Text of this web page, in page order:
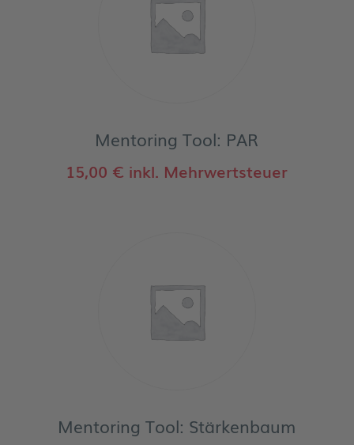
Mentoring Tool: PAR
15,00 € inkl. Mehrwertsteuer
Mentoring Tool: Stärkenbaum